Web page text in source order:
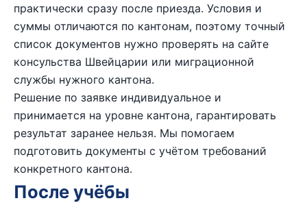
практически сразу после приезда. Условия и
суммы отличаются по кантонам, поэтому точный
список документов нужно проверять на сайте
консульства Швейцарии или миграционной
службы нужного кантона.
Решение по заявке индивидуальное и
принимается на уровне кантона, гарантировать
результат заранее нельзя. Мы помогаем
подготовить документы с учётом требований
конкретного кантона.
После учёбы